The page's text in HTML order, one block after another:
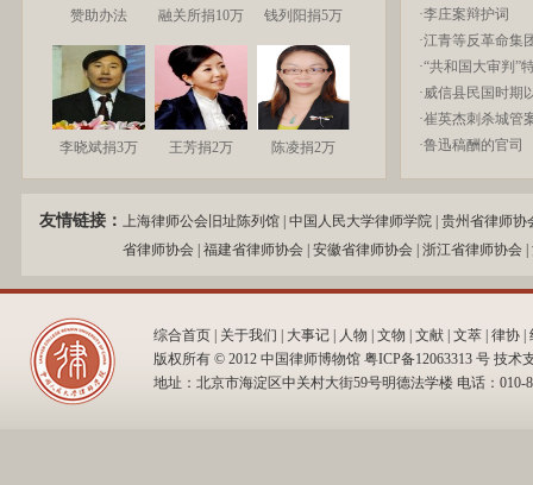
赞助办法 融关所捐10万 钱列阳捐5万
李晓斌捐3万 王芳捐2万 陈凌捐2万
·李庄案辩护词
·江青等反革命集
·“共和国大审判”
·威信县民国时期
·崔英杰刺杀城管
·鲁迅稿酬的官司
友情链接： 上海律师公会旧址陈列馆 中国人民大学律师学院 贵州省律师协
省律师协会 福建省律师协会 安徽省律师协会 浙江省律师协会
综合首页 关于我们 大事记 人物 文物 文献 文萃 律协
版权所有 © 2012 中国律师博物馆 粤ICP备12063313 号 技术
地址：北京市海淀区中关村大街59号明德法学楼 电话：010-